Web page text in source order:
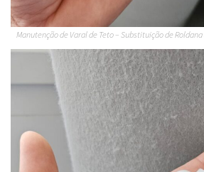
Manutenção de Varal de Teto – Substituição de